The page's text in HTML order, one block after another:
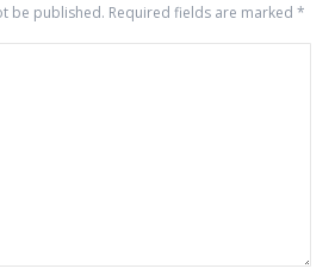
be published. Required fields are marked *